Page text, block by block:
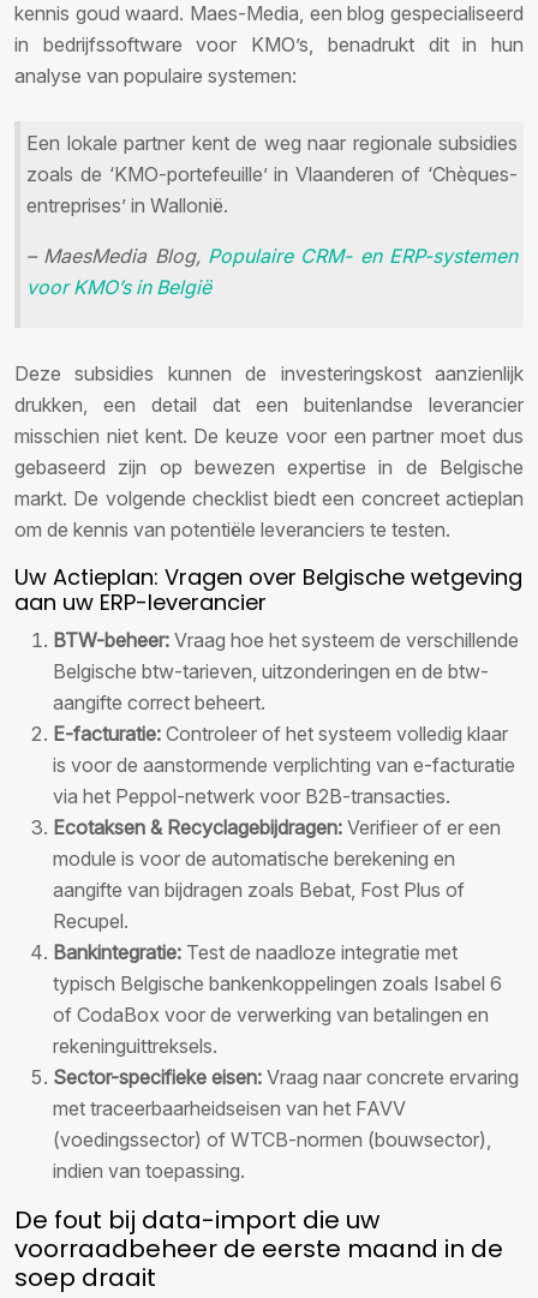
kennis goud waard. Maes-Media, een blog gespecialiseerd
in bedrijfssoftware voor KMO’s, benadrukt dit in hun
analyse van populaire systemen:
Een lokale partner kent de weg naar regionale subsidies
zoals de ‘KMO-portefeuille’ in Vlaanderen of ‘Chèques-
entreprises’ in Wallonië.
– MaesMedia Blog, Populaire CRM- en ERP-systemen
voor KMO’s in België
Deze subsidies kunnen de investeringskost aanzienlijk
drukken, een detail dat een buitenlandse leverancier
misschien niet kent. De keuze voor een partner moet dus
gebaseerd zijn op bewezen expertise in de Belgische
markt. De volgende checklist biedt een concreet actieplan
om de kennis van potentiële leveranciers te testen.
Uw Actieplan: Vragen over Belgische wetgeving
aan uw ERP-leverancier
BTW-beheer: Vraag hoe het systeem de verschillende
Belgische btw-tarieven, uitzonderingen en de btw-
aangifte correct beheert.
E-facturatie: Controleer of het systeem volledig klaar
is voor de aanstormende verplichting van e-facturatie
via het Peppol-netwerk voor B2B-transacties.
Ecotaksen & Recyclagebijdragen: Verifieer of er een
module is voor de automatische berekening en
aangifte van bijdragen zoals Bebat, Fost Plus of
Recupel.
Bankintegratie: Test de naadloze integratie met
typisch Belgische bankenkoppelingen zoals Isabel 6
of CodaBox voor de verwerking van betalingen en
rekeninguittreksels.
Sector-specifieke eisen: Vraag naar concrete ervaring
met traceerbaarheidseisen van het FAVV
(voedingssector) of WTCB-normen (bouwsector),
indien van toepassing.
De fout bij data-import die uw
voorraadbeheer de eerste maand in de
soep draait